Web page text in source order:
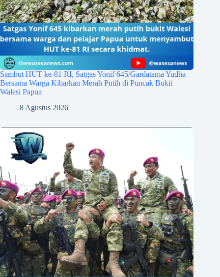
Sambut HUT ke-81 RI, Satgas Yonif 645/Gardatama Yudha
Bersama Warga Kibarkan Merah Putih di Puncak Bukit
Walesi Papua
8 Agustus 2026